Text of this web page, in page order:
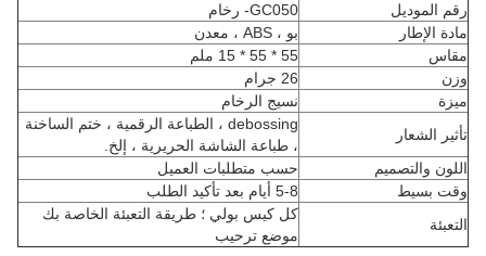
رقم الموديل
GC050- رخام
مادة الإطار
بو ، ABS ، معدن
مقاس
55 * 55 * 15 ملم
وزن
26 جرام
ميزة
نسيج الرخام
تأثير الشعار
debossing ، الطباعة الرقمية ، ختم الساخنة
، طباعة الشاشة الحريرية ، إلخ.
اللون والتصميم
حسب متطلبات العميل
وقت بسيط
5-8 أيام بعد تأكيد الطلب
التعبئة
كل كيس بولي ؛ طريقة التعبئة الخاصة بك
موضع ترحيب